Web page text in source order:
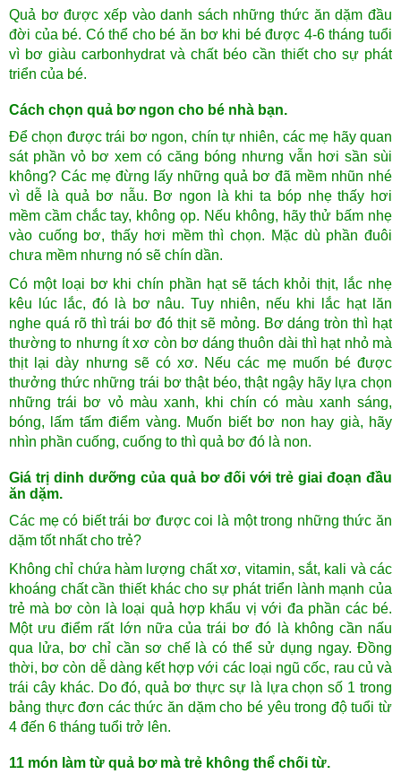
Quả bơ được xếp vào danh sách những thức ăn dặm đầu
đời của bé. Có thể cho bé ăn bơ khi bé được 4-6 tháng tuổi
vì bơ giàu carbonhydrat và chất béo cần thiết cho sự phát
triển của bé.
Cách chọn quả bơ ngon cho bé nhà bạn.
Để chọn được trái bơ ngon, chín tự nhiên, các mẹ hãy quan
sát phần vỏ bơ xem có căng bóng nhưng vẫn hơi sần sùi
không? Các mẹ đừng lấy những quả bơ đã mềm nhũn nhé
vì dễ là quả bơ nẫu. Bơ ngon là khi ta bóp nhẹ thấy hơi
mềm cầm chắc tay, không ọp. Nếu không, hãy thử bấm nhẹ
vào cuống bơ, thấy hơi mềm thì chọn. Mặc dù phần đuôi
chưa mềm nhưng nó sẽ chín dần.
Có một loại bơ khi chín phần hạt sẽ tách khỏi thịt, lắc nhẹ
kêu lúc lắc, đó là bơ nâu. Tuy nhiên, nếu khi lắc hạt lăn
nghe quá rõ thì trái bơ đó thịt sẽ mỏng. Bơ dáng tròn thì hạt
thường to nhưng ít xơ còn bơ dáng thuôn dài thì hạt nhỏ mà
thịt lại dày nhưng sẽ có xơ. Nếu các mẹ muốn bé được
thưởng thức những trái bơ thật béo, thật ngậy hãy lựa chọn
những trái bơ vỏ màu xanh, khi chín có màu xanh sáng,
bóng, lấm tấm điểm vàng. Muốn biết bơ non hay già, hãy
nhìn phần cuống, cuống to thì quả bơ đó là non.
Giá trị dinh dưỡng của quả bơ đối với trẻ giai đoạn đầu
ăn dặm.
Các mẹ có biết trái bơ được coi là một trong những thức ăn
dặm tốt nhất cho trẻ?
Không chỉ chứa hàm lượng chất xơ, vitamin, sắt, kali và các
khoáng chất cần thiết khác cho sự phát triển lành mạnh của
trẻ mà bơ còn là loại quả hợp khẩu vị với đa phần các bé.
Một ưu điểm rất lớn nữa của trái bơ đó là không cần nấu
qua lửa, bơ chỉ cần sơ chế là có thể sử dụng ngay. Đồng
thời, bơ còn dễ dàng kết hợp với các loại ngũ cốc, rau củ và
trái cây khác. Do đó, quả bơ thực sự là lựa chọn số 1 trong
bảng thực đơn các thức ăn dặm cho bé yêu trong độ tuổi từ
4 đến 6 tháng tuổi trở lên.
11 món làm từ quả bơ mà trẻ không thể chối từ.